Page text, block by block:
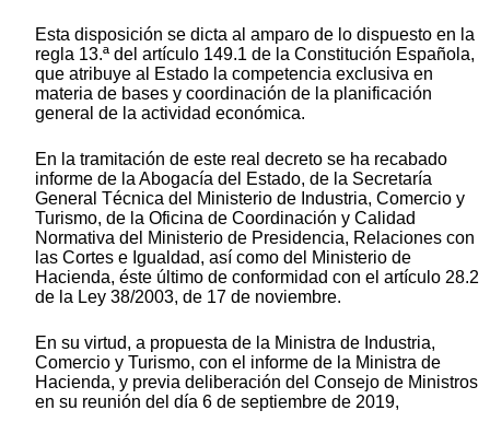
Esta disposición se dicta al amparo de lo dispuesto en la
regla 13.ª del artículo 149.1 de la Constitución Española,
que atribuye al Estado la competencia exclusiva en
materia de bases y coordinación de la planificación
general de la actividad económica.
En la tramitación de este real decreto se ha recabado
informe de la Abogacía del Estado, de la Secretaría
General Técnica del Ministerio de Industria, Comercio y
Turismo, de la Oficina de Coordinación y Calidad
Normativa del Ministerio de Presidencia, Relaciones con
las Cortes e Igualdad, así como del Ministerio de
Hacienda, éste último de conformidad con el artículo 28.2
de la Ley 38/2003, de 17 de noviembre.
En su virtud, a propuesta de la Ministra de Industria,
Comercio y Turismo, con el informe de la Ministra de
Hacienda, y previa deliberación del Consejo de Ministros
en su reunión del día 6 de septiembre de 2019,